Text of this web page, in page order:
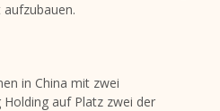
in China mit zwei
Holding auf Platz zwei der